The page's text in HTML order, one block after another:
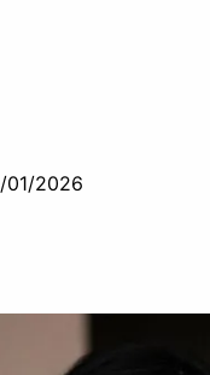
01/2026